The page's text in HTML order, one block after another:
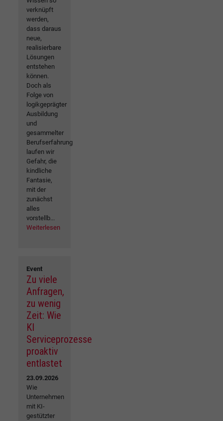
verknüpft
werden,
dass daraus
neue,
realisierbare
Lösungen
entstehen
können.
Doch als
Folge von
logikgeprägter
Ausbildung
und
gesammelter
Berufserfahrung
laufen wir
Gefahr, die
kindliche
Fantasie,
mit der
zunächst
alles
vorstellb...
Weiterlesen
Event
Zu viele
Anfragen,
zu wenig
Zeit: Wie
KI
Serviceprozesse
proaktiv
entlastet
23.09.2026
Wie
Unternehmen
mit KI-
gestützter